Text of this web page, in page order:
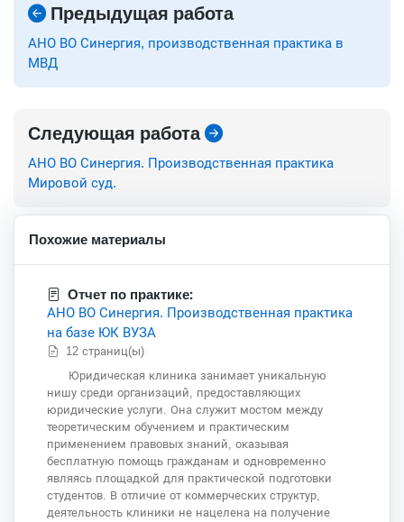
Предыдущая работа
АНО ВО Синергия, производственная практика в
МВД
Следующая работа
АНО ВО Синергия. Производственная практика
Мировой суд.
Похожие материалы
Отчет по практике:
АНО ВО Синергия. Производственная практика
на базе ЮК ВУЗА
12 страниц(ы)
Юридическая клиника занимает уникальную
нишу среди организаций, предоставляющих
юридические услуги. Она служит мостом между
теоретическим обучением и практическим
применением правовых знаний, оказывая
бесплатную помощь гражданам и одновременно
являясь площадкой для практической подготовки
студентов. В отличие от коммерческих структур,
деятельность клиники не нацелена на получение